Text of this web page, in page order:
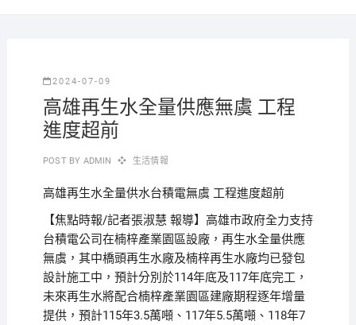
2024-07-09
高雄再生水全量供應無虞 工程
進度超前
POST BY ADMIN 生活情報
高雄再生水全量供水台積電無虞 工程進度超前
【焦點時報/記者張淑慧 報導】高雄市政府全力支持
台積電公司在楠梓產業園區設廠，再生水全量供應
無虞，其中橋頭再生水廠及楠梓再生水廠均已發包
設計施工中，預計分別於114年底及117年底完工，
未來再生水將配合楠梓產業園區建廠期程逐年增量
提供，預計115年3.5萬噸、117年5.5萬噸、118年7